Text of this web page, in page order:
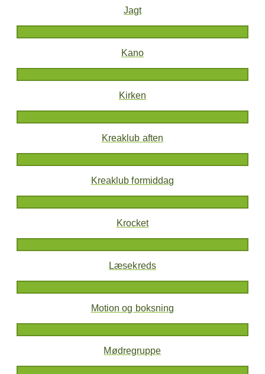
Jagt
Kano
Kirken
Kreaklub aften
Kreaklub formiddag
Krocket
Læsekreds
Motion og boksning
Mødregruppe